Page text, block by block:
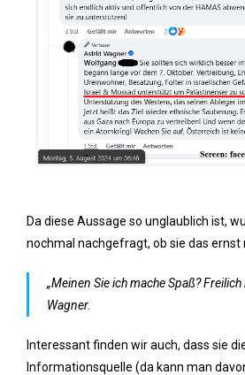
Da diese Aussage so unglaublich ist,
nochmal nachgefragt, ob sie das ernst
„Meinen Sie ich mache Spaß?
Wagner.
Interessant finden wir auch, dass sie
Informationsquelle (da kann man